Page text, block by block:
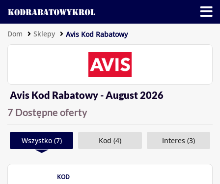
Dom Sklepy Avis Kod Rabatowy
Avis Kod Rabatowy - August 2026
7 Dostępne oferty
Wszystko (7) Kod (4) Interes (3)
KOD